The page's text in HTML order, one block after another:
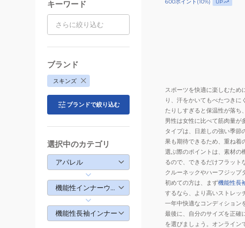
600ポイント (10%) UP
スポーツを快適に楽しむた
り、汗をかいてもべたつき
たりしすぎると保温性が落ち
男性は女性に比べて筋肉量が
タイプは、日差しの強い季節
果も期待できるため、重ね着
選ぶ際のポイントは、素材の
るので、できるだけフラット
クルーネックやハーフジップ
初めての方は、まず機能性長
するなら、より高いストレッ
一年中快適なコンディション
最後に、自分のサイズを正確
を選びましょう。オンライン
キーワード
ブランド
スキンズ
ブランドで絞り込む
選択中のカテゴリ
アパレル
機能性インナーウェア
機能性長袖インナー